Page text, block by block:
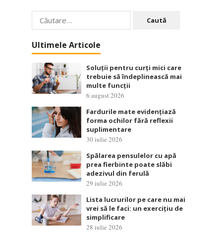
Caută
după:
Ultimele Articole
Soluții pentru curți mici care
trebuie să îndeplinească mai
multe funcții
6 august 2026
Fardurile mate evidențiază
forma ochilor fără reflexii
suplimentare
30 iulie 2026
Spălarea pensulelor cu apă
prea fierbinte poate slăbi
adezivul din ferulă
29 iulie 2026
Lista lucrurilor pe care nu mai
vrei să le faci: un exercițiu de
simplificare
28 iulie 2026